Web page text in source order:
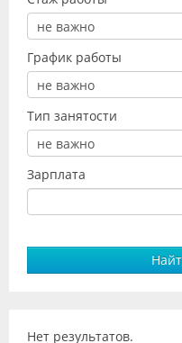
Клиники
Специалисты
Блоги
Лаборатории
График работы
Тип занятости
Зарплата
Нет результатов.